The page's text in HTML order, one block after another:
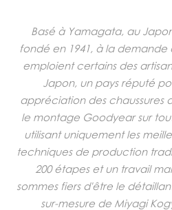
Basé à Yamagata, au
fondé en 1941, à la demande
emploient certains des
Japon, un pays réputé
appréciation des chaussures
le montage Goodyear sur
utilisant uniquement les
techniques de production
200 étapes et un travail
sommes fiers d'être le
sur-mesure de Miyagi